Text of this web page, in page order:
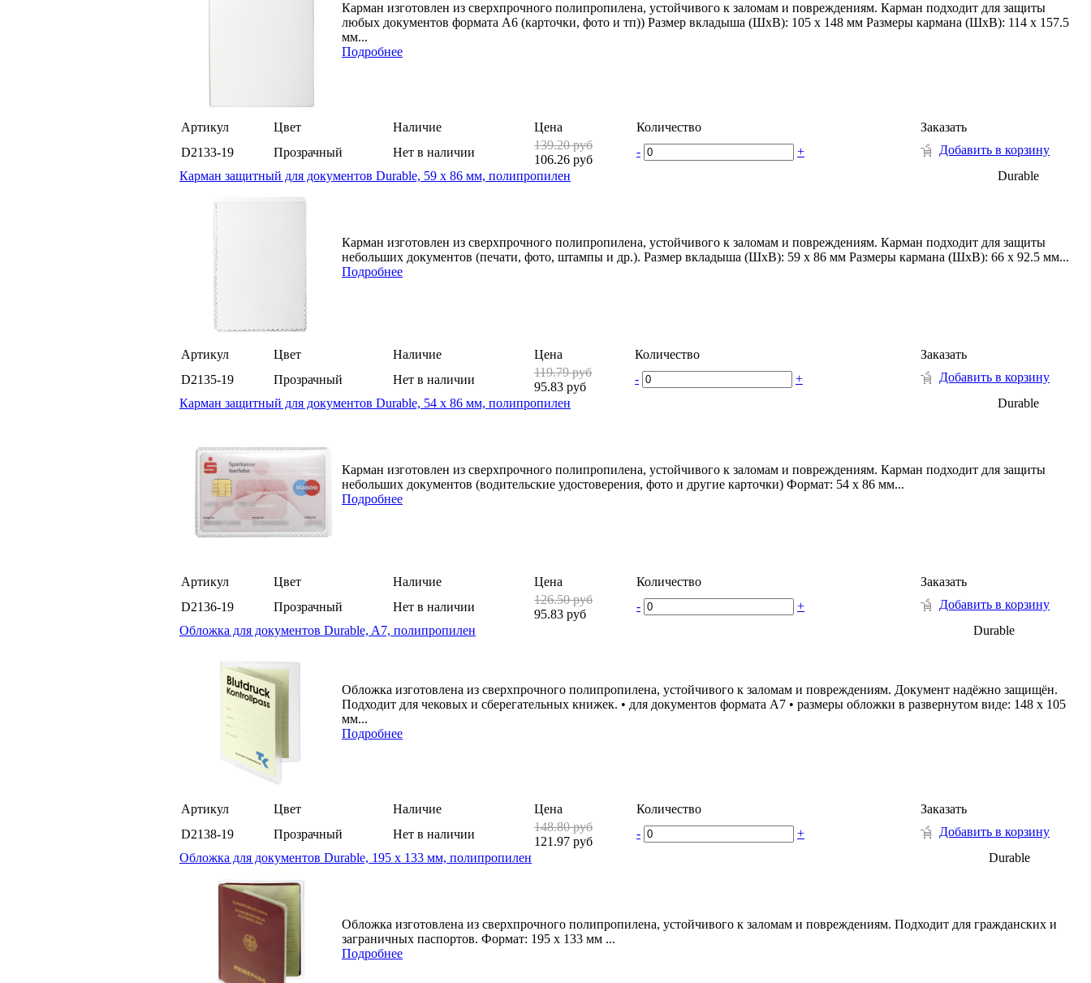
Карман изготовлен из сверхпрочного полипропилена, устойчивого к заломам и повреждениям. Карман подходит для защиты
любых документов формата А6 (карточки, фото и тп)) Размер вкладыша (ШхВ): 105 х 148 мм Размеры кармана (ШхВ): 114 х 157.5
мм...
Подробнее
Артикул Цвет Наличие Цена Количество
Заказать
D2133-19
Прозрачный Нет в наличии
139.20 руб
106.26 руб
- +
Добавить в корзину
Карман защитный для документов Durable, 59 x 86 мм, полипропилен
Durable
Карман изготовлен из сверхпрочного полипропилена, устойчивого к заломам и повреждениям. Карман подходит для защиты
небольших документов (печати, фото, штампы и др.). Размер вкладыша (ШхВ): 59 х 86 мм Размеры кармана (ШхВ): 66 х 92.5 мм...
Подробнее
Артикул Цвет Наличие Цена Количество
Заказать
D2135-19
Прозрачный Нет в наличии
119.79 руб
95.83 руб
- +
Добавить в корзину
Карман защитный для документов Durable, 54 x 86 мм, полипропилен
Durable
Карман изготовлен из сверхпрочного полипропилена, устойчивого к заломам и повреждениям. Карман подходит для защиты
небольших документов (водительские удостоверения, фото и другие карточки) Формат: 54 x 86 мм...
Подробнее
Артикул Цвет Наличие Цена Количество
Заказать
D2136-19
Прозрачный Нет в наличии
126.50 руб
95.83 руб
- +
Добавить в корзину
Обложка для документов Durable, A7, полипропилен
Durable
Обложка изготовлена из сверхпрочного полипропилена, устойчивого к заломам и повреждениям. Документ надёжно защищён.
Подходит для чековых и сберегательных книжек. • для документов формата А7 • размеры обложки в развернутом виде: 148 х 105
мм...
Подробнее
Артикул Цвет Наличие Цена Количество
Заказать
D2138-19
Прозрачный Нет в наличии
148.80 руб
121.97 руб
- +
Добавить в корзину
Обложка для документов Durable, 195 x 133 мм, полипропилен
Durable
Обложка изготовлена из сверхпрочного полипропилена, устойчивого к заломам и повреждениям. Подходит для гражданских и
заграничных паспортов. Формат: 195 x 133 мм ...
Подробнее